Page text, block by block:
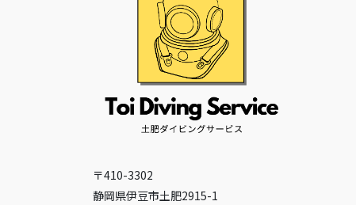
〒410-3302
静岡県伊豆市土肥2915-1